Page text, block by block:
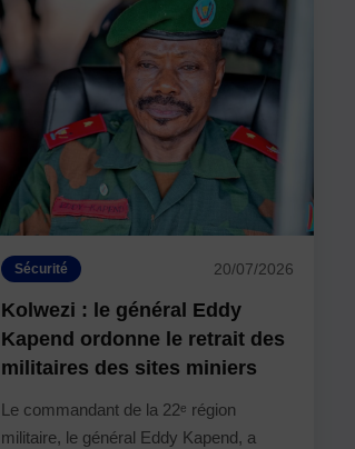
Sécurité 20/07/2026
Kolwezi : le général Eddy
Kapend ordonne le retrait des
militaires des sites miniers
Le commandant de la 22ᵉ région
militaire, le général Eddy Kapend, a